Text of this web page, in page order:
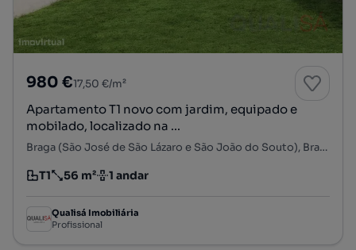
980 €17,50 €/m²
Apartamento T1 novo com jardim, equipado e
mobilado, localizado na ...
Braga (São José de São Lázaro e São João do Souto), Braga, Braga
Tipologia
T1
Preço por metro quadrado
56 m²
Andar 1 andar
Qualisá Imobiliária
Profissional